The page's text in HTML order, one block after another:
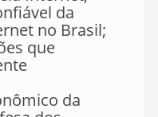
da
no Brasil;
que
da